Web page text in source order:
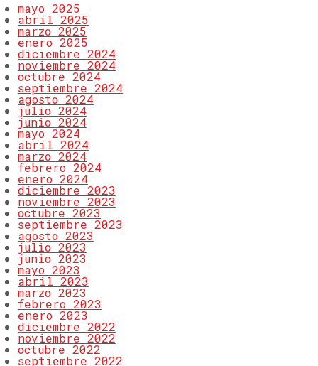
mayo 2025
abril 2025
marzo 2025
enero 2025
diciembre 2024
noviembre 2024
octubre 2024
septiembre 2024
agosto 2024
julio 2024
junio 2024
mayo 2024
abril 2024
marzo 2024
febrero 2024
enero 2024
diciembre 2023
noviembre 2023
octubre 2023
septiembre 2023
agosto 2023
julio 2023
junio 2023
mayo 2023
abril 2023
marzo 2023
febrero 2023
enero 2023
diciembre 2022
noviembre 2022
octubre 2022
septiembre 2022